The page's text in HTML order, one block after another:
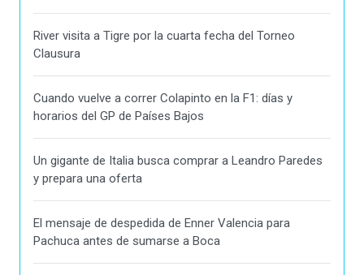
River visita a Tigre por la cuarta fecha del Torneo
Clausura
Cuando vuelve a correr Colapinto en la F1: días y
horarios del GP de Países Bajos
Un gigante de Italia busca comprar a Leandro Paredes
y prepara una oferta
El mensaje de despedida de Enner Valencia para
Pachuca antes de sumarse a Boca